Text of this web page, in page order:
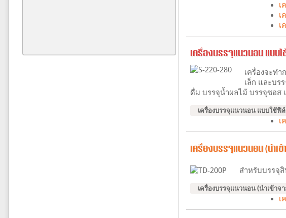
เ
เ
เ
เครื่องบรรจุแนวนอน แบบ
เครื่องจะท
เล็ก และบร
ดื่ม บรรจุน้ำผลไม้ บรรจุซอส
เครื่องบรรจุแนวนอน แบบใช้ฟิ
เ
เครื่องบรรจุแนวนอน (นำเข้
สำหรับบรรจุ
เครื่องบรรจุแนวนอน (นำเข้าจ
เ